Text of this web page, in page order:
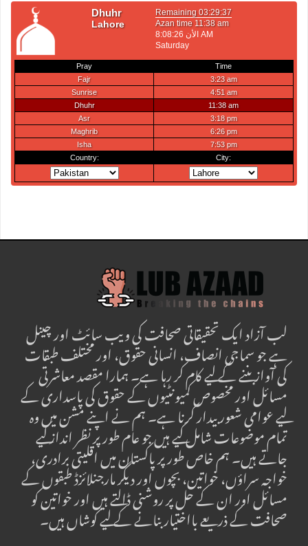
لب آزاد ایک تحقیقاتی صحافت کی ویب سائٹ اور چینل
ہے جو سماجی انصاف، انسانی حقوق، اور مختلف طبقات
کی آواز بننے کے لیے کام کر رہا ہے۔ ہمارا مقصد معاشرتی
مسائل اور مخصوص کمیونٹیوں کے حقوق کی پاسداری کے
لیے عوامی شعور بیدار کرنا ہے۔ ہم نے اپنے مشن میں وہ
تمام موضوعات شامل کیے ہیں جو عام طور پر نظر انداز کیے
جاتے ہیں۔ ہم خاص طور پر پاکستان میں اقلیتی برادری،
خواجہ سراؤں، خواتین، بچوں اور دیگر مارجنلائزڈ طبقوں کے
مسائل اور ان کے حل پر روشنی ڈالتے ہیں اور خواتین کو
صحافت کے ذریعے بااختیار بنانے کے لیے کوشاں ہیں۔